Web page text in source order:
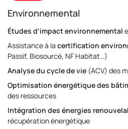
Environnemental
Études d’impact environnemental
Assistance à la certification
Passif, Biosourcé, NF Habitat…)
Analyse du cycle de vie (ACV) des
Optimisation énergétique des
des ressources
Intégration des énergies
récupération énergétique